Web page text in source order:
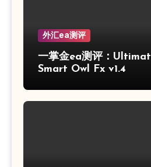
外汇ea测评
一掌金ea测评：
Smart Owl Fx v1.4